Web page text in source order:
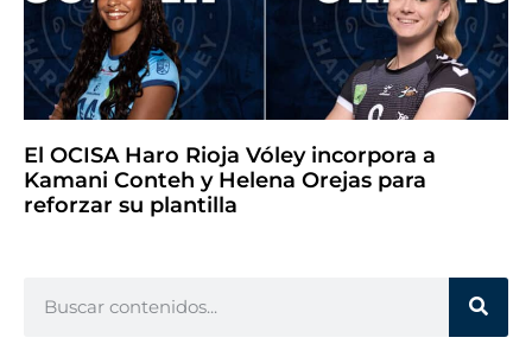
El OCISA Haro Rioja Vóley incorpora a
Kamani Conteh y Helena Orejas para
reforzar su plantilla